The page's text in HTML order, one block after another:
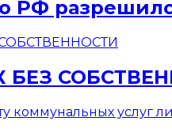
РФ
БЕЗ